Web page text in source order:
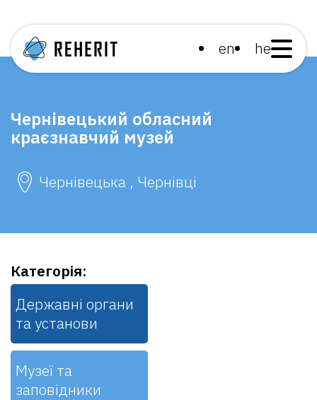
en he
Чернівецький обласний
краєзнавчий музей
Чернівецька , Чернівці
Категорія:
Державні органи
та установи
Музеї та
заповідники